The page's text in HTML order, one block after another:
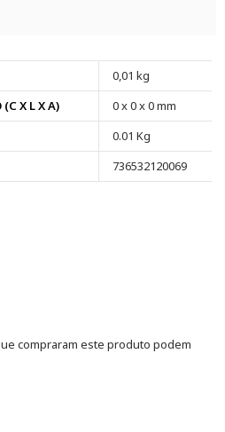
0,01 kg
X L X A)
0 x 0 x 0 mm
0.01 Kg
736532120069
compraram este produto podem